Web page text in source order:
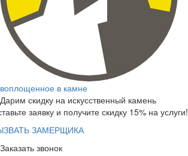
воплощенное в камне
Дарим скидку на искусственный камень
заявку и получите скидку 15% на услуги!
ЗАМЕРЩИКА
Заказать звонок